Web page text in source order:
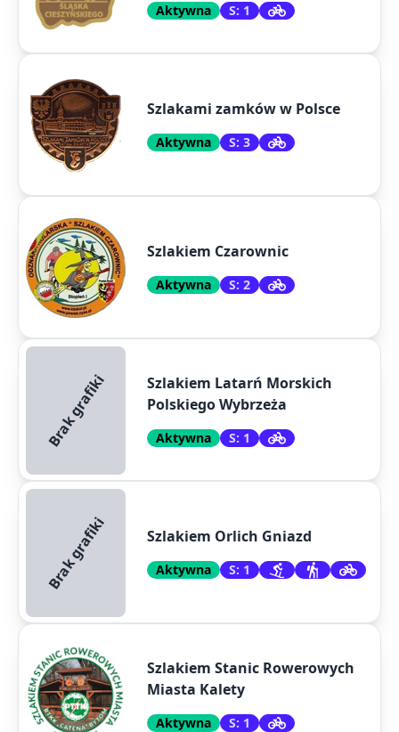
Aktywna S: 1
Szlakami zamków w Polsce
Aktywna S: 3
Szlakiem Czarownic
Aktywna S: 2
Brak grafiki
Szlakiem Latarń Morskich
Polskiego Wybrzeża
Aktywna S: 1
Brak grafiki Szlakiem Orlich Gniazd
Aktywna S: 1
Szlakiem Stanic Rowerowych
Miasta Kalety
Aktywna S: 1